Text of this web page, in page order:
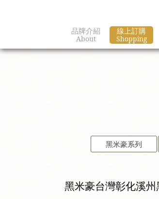
品牌介紹
About
線上訂購
Shopping
黑米豪系列
黑米豪台灣彰化溪